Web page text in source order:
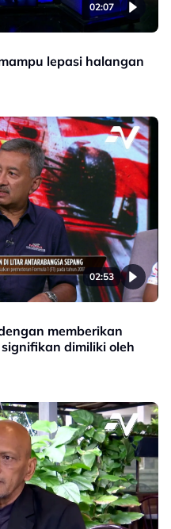
02:07
lepasi halangan
02:53
memberikan
dimiliki oleh